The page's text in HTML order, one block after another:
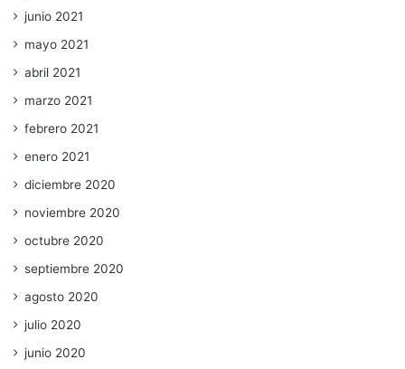
junio 2021
mayo 2021
abril 2021
marzo 2021
febrero 2021
enero 2021
diciembre 2020
noviembre 2020
octubre 2020
septiembre 2020
agosto 2020
julio 2020
junio 2020